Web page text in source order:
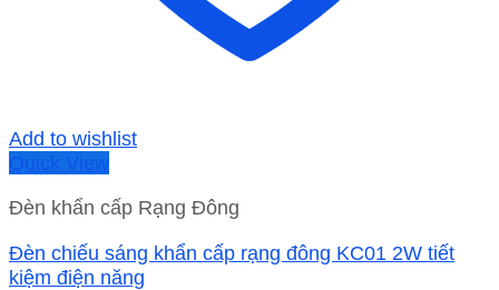
Add to wishlist
Quick View
Đèn khẩn cấp Rạng Đông
Đèn chiếu sáng khẩn cấp rạng đông KC01 2W tiết
kiệm điện năng